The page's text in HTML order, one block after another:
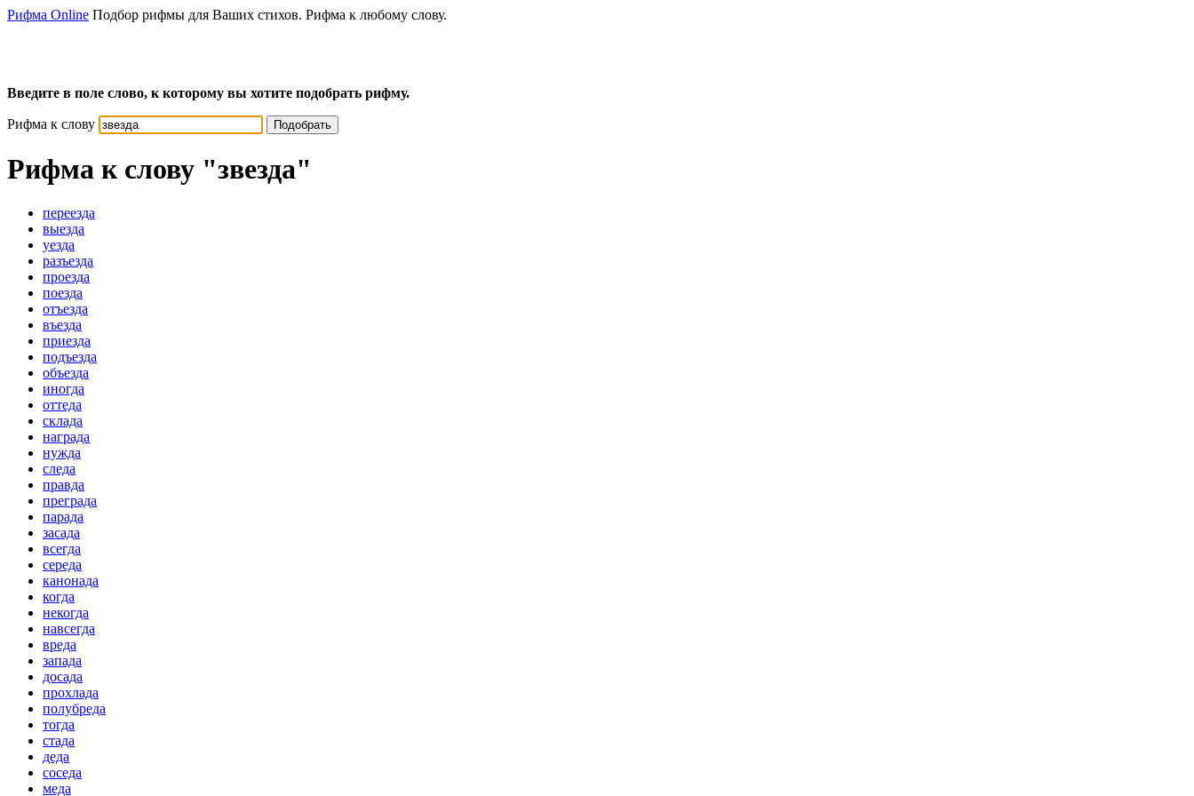
Рифма Online Подбор рифмы для Ваших стихов. Рифма к любому слову.
Введите в поле слово, к которому вы хотите подобрать рифму.
Рифма к слову Подобрать
Рифма к слову "звезда"
переезда
выезда
уезда
разъезда
проезда
поезда
отъезда
въезда
приезда
подъезда
объезда
иногда
оттеда
склада
награда
нужда
следа
правда
преграда
парада
засада
всегда
середа
канонада
когда
некогда
навсегда
вреда
запада
досада
прохлада
полубреда
тогда
стада
деда
соседа
меда